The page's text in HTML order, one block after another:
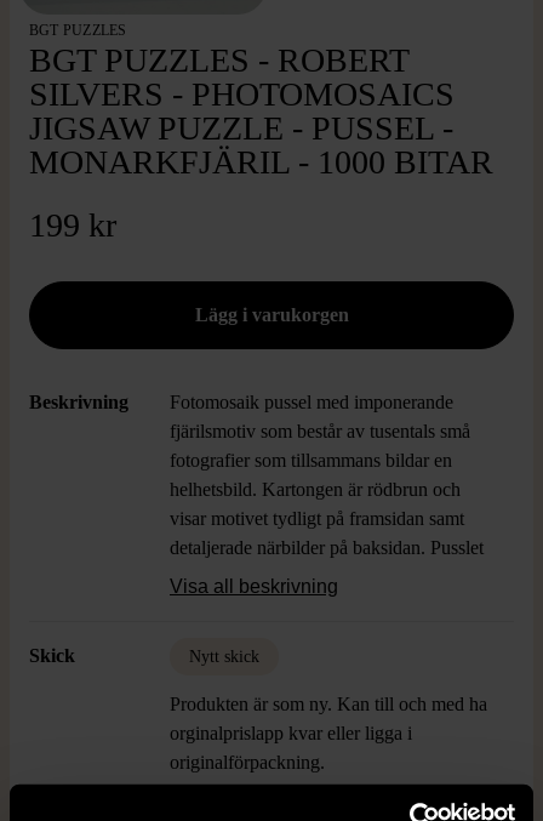
BGT PUZZLES
BGT PUZZLES - ROBERT
SILVERS - PHOTOMOSAICS
JIGSAW PUZZLE - PUSSEL -
MONARKFJÄRIL - 1000 BITAR
199 kr
Beskrivning
Fotomosaik pussel med imponerande
fjärilsmotiv som består av tusentals små
fotografier som tillsammans bildar en
helhetsbild. Kartongen är rödbrun och
visar motivet tydligt på framsidan samt
detaljerade närbilder på baksidan. Pusslet
har modern design och storleken är
feeling.
Visa all beskrivning
Skick Nytt skick
Produkten är som ny. Kan till och med ha
orginalprislapp kvar eller ligga i
originalförpackning.